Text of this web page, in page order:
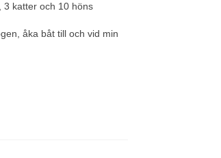
3 katter och 10 höns
åka båt till och vid min